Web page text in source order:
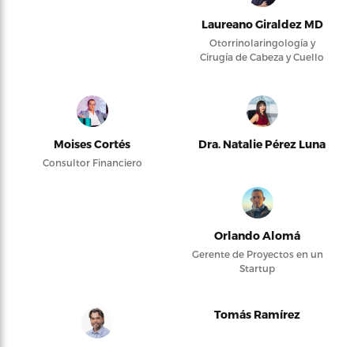
Laureano Giraldez MD
Otorrinolaringología y
Cirugía de Cabeza y Cuello
Moises Cortés
Consultor Financiero
Dra. Natalie Pérez Luna
Orlando Alomá
Gerente de Proyectos en un
Startup
Tomás Ramírez